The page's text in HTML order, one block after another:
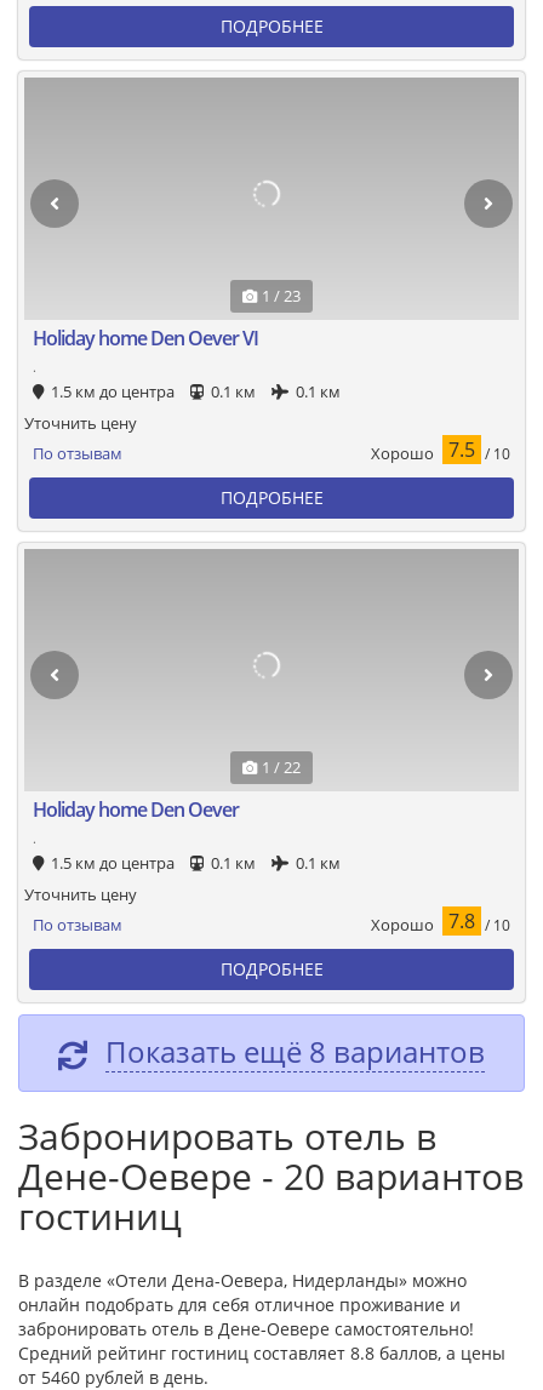
ПОДРОБНЕЕ
1 / 23
Holiday home Den Oever VI
.
1.5 км до центра 0.1 км 0.1 км
По отзывам Хорошо 7.5 / 10
Уточнить цену
ПОДРОБНЕЕ
1 / 22
Holiday home Den Oever
.
1.5 км до центра 0.1 км 0.1 км
По отзывам Хорошо 7.8 / 10
Уточнить цену
ПОДРОБНЕЕ
Показать ещё 8 вариантов
Забронировать отель в
Дене-Оевере - 20 вариантов
гостиниц
В разделе «Отели Дена-Оевера, Нидерланды» можно
онлайн подобрать для себя отличное проживание и
забронировать отель в Дене-Оевере самостоятельно!
Средний рейтинг гостиниц составляет 8.8 баллов, а цены
от 5460 рублей в день.